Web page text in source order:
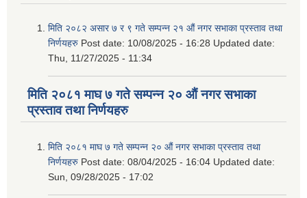
मिति २०८२ असार ७ र ९ गते सम्पन्न २१ औं नगर सभाका प्रस्ताव तथा
निर्णयहरु Post date: 10/08/2025 - 16:28 Updated date:
Thu, 11/27/2025 - 11:34
मिति २०८१ माघ ७ गते सम्पन्न २० औं नगर सभाका
प्रस्ताव तथा निर्णयहरु
मिति २०८१ माघ ७ गते सम्पन्न २० औं नगर सभाका प्रस्ताव तथा
निर्णयहरु Post date: 08/04/2025 - 16:04 Updated date:
Sun, 09/28/2025 - 17:02